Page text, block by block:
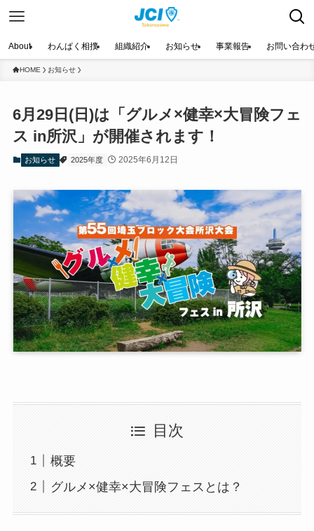
About わんぱく相撲 組織紹介 お知らせ 事業報告 お問い合わ
HOME お知らせ
6月29日(日)は「グルメ×健幸×大冒険フェ
ス in所沢」が開催されます！
お知らせ 2025年度 2025年6月12日
目次
概要
グルメ×健幸×大冒険フェスとは？